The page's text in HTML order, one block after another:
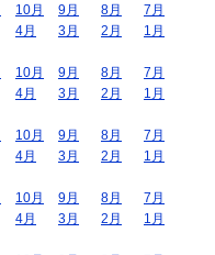
10月 9月 8月
7月
4月 3月 2月
1月
10月 9月 8月
7月
4月 3月 2月
1月
10月 9月 8月
7月
4月 3月 2月
1月
10月 9月 8月
7月
4月 3月 2月
1月